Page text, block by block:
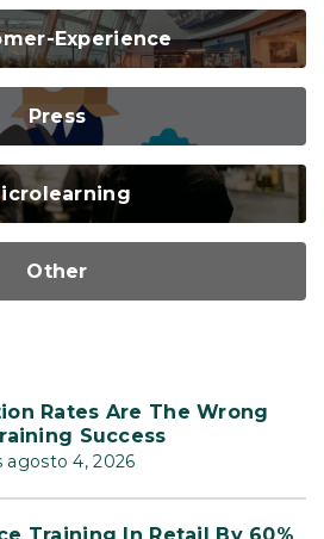
Experience
Press
Other
Rates Are The Wrong
Success
agosto 4, 2026